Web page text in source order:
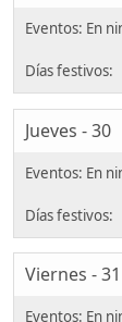
Jueves - 30
Viernes - 31